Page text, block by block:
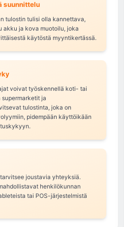
suunnittelu
tulostin tulisi olla kannettava,
akku ja kova muotoilu, joka
käytöstä myyntikertässä.
voivat työskennellä koti- tai
ja
tulostinta, joka on
pidempään käyttöikään
joustavia yhteyksiä.
henkilökunnan
tai POS-järjestelmistä